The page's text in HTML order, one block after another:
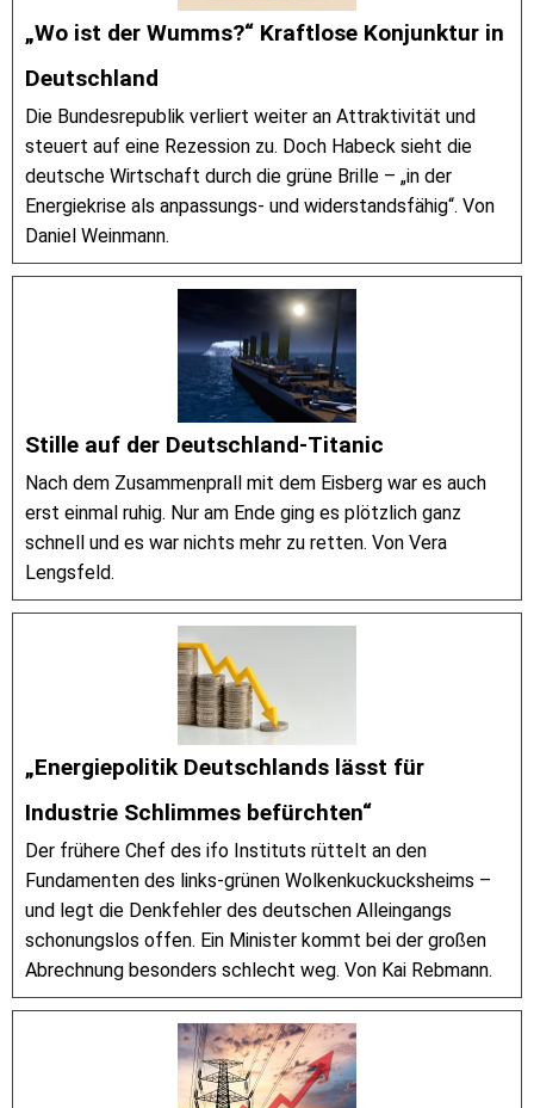
„Wo ist der Wumms?“ Kraftlose Konjunktur in
Deutschland
Die Bundesrepublik verliert weiter an Attraktivität und
steuert auf eine Rezession zu. Doch Habeck sieht die
deutsche Wirtschaft durch die grüne Brille – „in der
Energiekrise als anpassungs- und widerstandsfähig“. Von
Daniel Weinmann.
Stille auf der Deutschland-Titanic
Nach dem Zusammenprall mit dem Eisberg war es auch
erst einmal ruhig. Nur am Ende ging es plötzlich ganz
schnell und es war nichts mehr zu retten. Von Vera
Lengsfeld.
„Energiepolitik Deutschlands lässt für
Industrie Schlimmes befürchten“
Der frühere Chef des ifo Instituts rüttelt an den
Fundamenten des links-grünen Wolkenkuckucksheims –
und legt die Denkfehler des deutschen Alleingangs
schonungslos offen. Ein Minister kommt bei der großen
Abrechnung besonders schlecht weg. Von Kai Rebmann.